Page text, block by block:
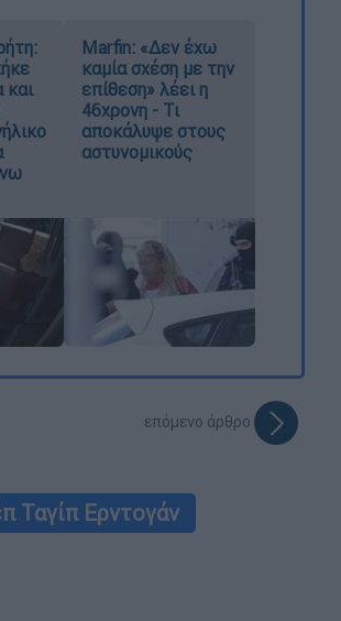
και
Marfin: «Δεν έχω
καμία σχέση με την
επίθεση» λέει η
46χρονη - Τι
αποκάλυψε στους
αστυνομικούς
επόμενο άρθρο
Ταγίπ Ερντογάν